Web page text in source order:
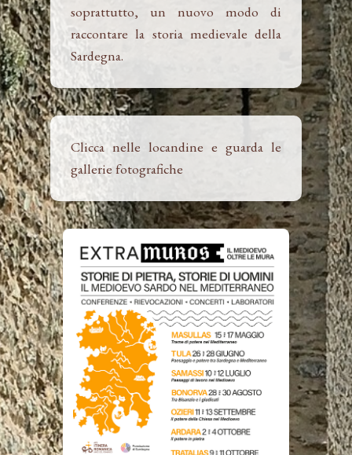
soprattutto, un nuovo modo di
raccontare la storia medievale della
Sardegna.
Clicca nelle locandine e guarda le
gallerie fotografiche